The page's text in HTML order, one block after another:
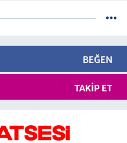
BEĞEN
TAKIP ET